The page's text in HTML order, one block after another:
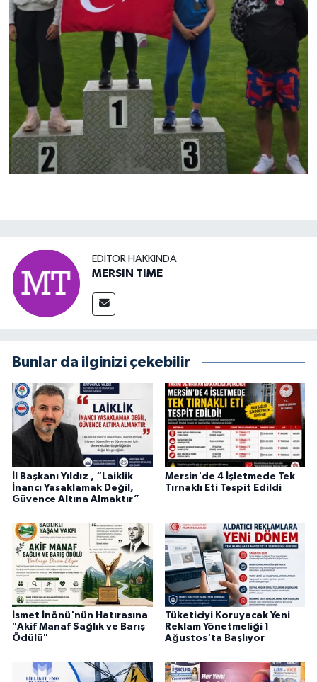
EDITÖR HAKKINDA
MERSIN TIME
Bunlar da ilginizi çekebilir
İl Başkanı Yıldız , “Laiklik
İnancı Yasaklamak Değil,
Güvence Altına Almaktır”
Mersin'de 4 İşletmede Tek
Tırnaklı Eti Tespit Edildi
İsmet İnönü'nün Hatırasına
"Akif Manaf Sağlık ve Barış
Ödülü"
Tüketiciyi Koruyacak Yeni
Reklam Yönetmeliği 1
Ağustos'ta Başlıyor